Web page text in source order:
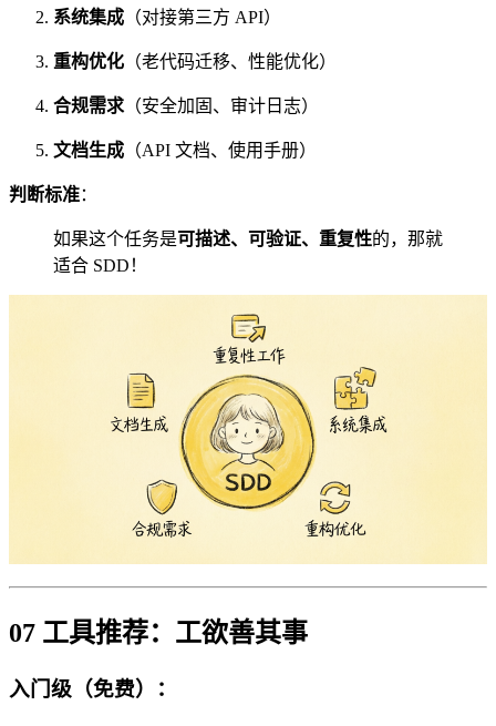
系统集成 （对接第三方 API）
重构优化 （老代码迁移、性能优化）
合规需求 （安全加固、审计日志）
文档生成 （API 文档、使用手册）
判断标准：
如果这个任务是可描述、可验证、重复性的，那就
适合 SDD！
07 工具推荐：工欲善其事
入门级（免费）：